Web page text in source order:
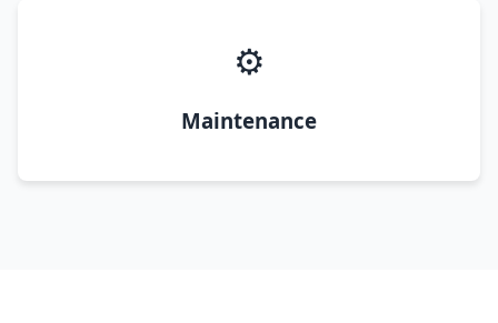
⚙️
Maintenance